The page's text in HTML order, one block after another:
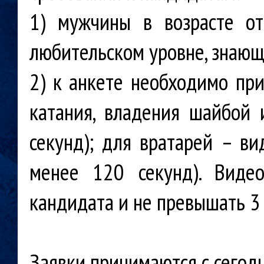
1) мужчины в возрасте
любительском уровне,
2) к анкете необходимо
катания, владения
секунд); для вратарей –
менее 120 секунд).
кандидата и не превышать